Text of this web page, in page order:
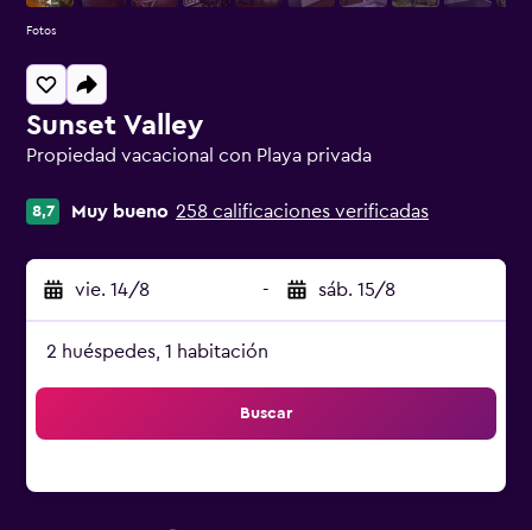
Sunset Valley
Propiedad vacacional con Playa privada
8,7 Muy bueno 258 calificaciones verificadas
vie. 14/8 - sáb. 15/8
2 huéspedes, 1 habitación
Buscar
Fotos